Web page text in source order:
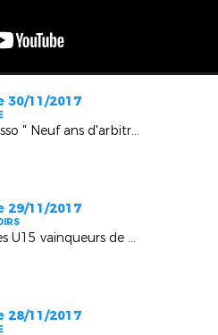
30/11/2017
Lloyd Rosso " Neuf ans d'arbitrage en Jeunes"
29/11/2017
La joie des U15 vainqueurs de Montpellier (2-0) à Rousset
28/11/2017